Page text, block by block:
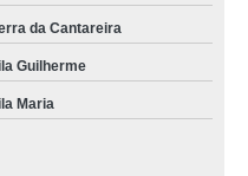
da Cantareira
Guilherme
Maria